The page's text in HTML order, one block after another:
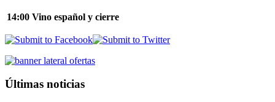
14:00 Vino español y cierre
Últimas noticias